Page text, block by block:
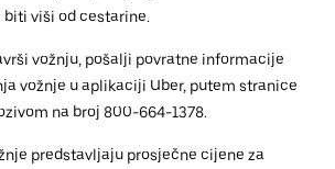
viši od cestarine.
vožnju, pošalji povratne informacije
vožnje u aplikaciji Uber, putem stranice
na broj 800-664-1378.
predstavljaju prosječne cijene za